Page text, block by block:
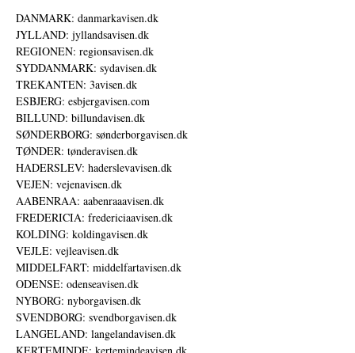
DANMARK: danmarkavisen.dk
JYLLAND: jyllandsavisen.dk
REGIONEN: regionsavisen.dk
SYDDANMARK: sydavisen.dk
TREKANTEN: 3avisen.dk
ESBJERG: esbjergavisen.com
BILLUND: billundavisen.dk
SØNDERBORG: sønderborgavisen.dk
TØNDER: tønderavisen.dk
HADERSLEV: haderslevavisen.dk
VEJEN: vejenavisen.dk
AABENRAA: aabenraaavisen.dk
FREDERICIA: fredericiaavisen.dk
KOLDING: koldingavisen.dk
VEJLE: vejleavisen.dk
MIDDELFART: middelfartavisen.dk
ODENSE: odenseavisen.dk
NYBORG: nyborgavisen.dk
SVENDBORG: svendborgavisen.dk
LANGELAND: langelandavisen.dk